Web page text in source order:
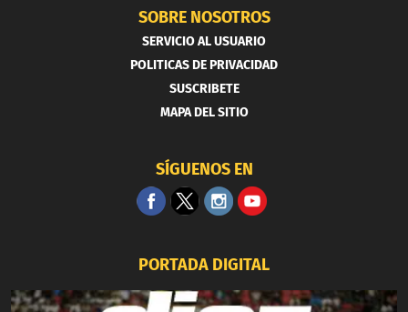
SOBRE NOSOTROS
SERVICIO AL USUARIO
POLITICAS DE PRIVACIDAD
SUSCRIBETE
MAPA DEL SITIO
SÍGUENOS EN
PORTADA DIGITAL